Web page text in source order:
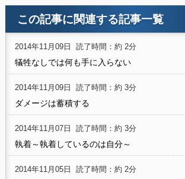
この記事に関連する記事一覧
2014年11月09日 読了時間：約 2分
犠牲なしでは何も手に入らない
2014年11月09日 読了時間：約 3分
ダメージは蓄積する
2014年11月07日 読了時間：約 3分
執着～執着しているのは自分～
2014年11月05日 読了時間：約 2分